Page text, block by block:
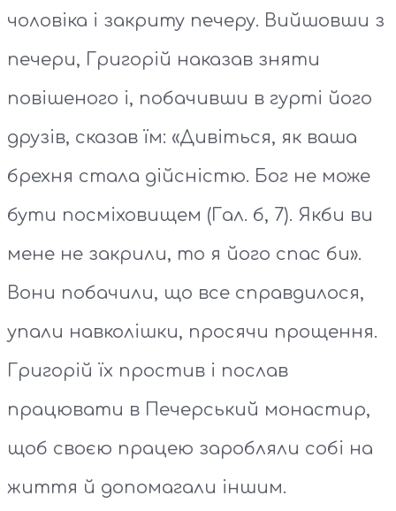
чоловіка і закриту печеру. Вийшовши з
печери, Григорій наказав зняти
повішеного і, побачивши в гурті його
друзів, сказав їм: «Дивіться, як ваша
брехня стала дійсністю. Бог не може
бути посміховищем (Гал. б, 7). Якби ви
мене не закрили, то я його спас би».
Вони побачили, що все справдилося,
упали навколішки, просячи прощення.
Григорій їх простив і послав
працювати в Печерський монастир,
щоб своєю працею заробляли собі на
життя й допомагали іншим.